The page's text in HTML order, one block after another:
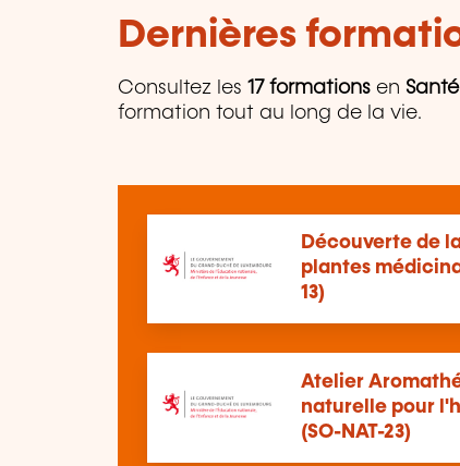
Dernières
Consultez les 17 formations en Santé
formation tout au long de la vie.
Découverte de
plantes
13)
Atelier
naturelle pour
(SO-NAT-23)